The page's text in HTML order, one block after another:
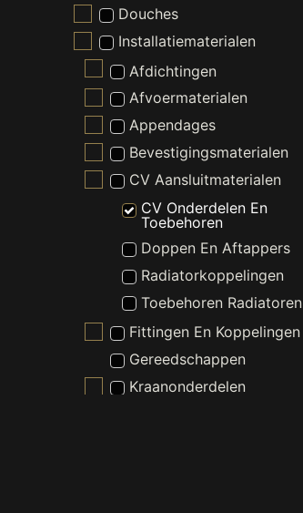
Douches
Installatiematerialen
Afdichtingen
Afvoermaterialen
Appendages
Bevestigingsmaterialen
CV Aansluitmaterialen
CV Onderdelen En
Toebehoren
Doppen En Aftappers
Radiatorkoppelingen
Toebehoren Radiatoren
Fittingen En Koppelingen
Gereedschappen
Kraanonderdelen